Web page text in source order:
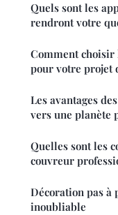
Quels sont les
rendront votre
Comment choisir
pour votre projet
Les avantages
vers une planète
Quelles sont les
couvreur
Décoration pas à
inoubliable